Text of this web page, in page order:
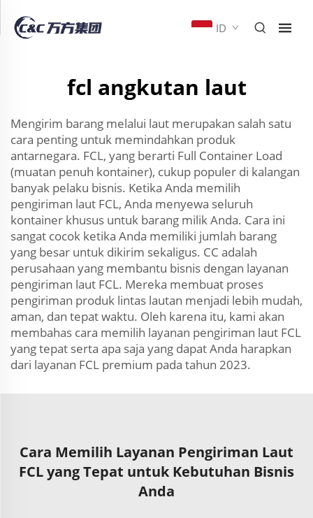
ID
fcl angkutan laut
Mengirim barang melalui laut merupakan salah satu
cara penting untuk memindahkan produk
antarnegara. FCL, yang berarti Full Container Load
(muatan penuh kontainer), cukup populer di kalangan
banyak pelaku bisnis. Ketika Anda memilih
pengiriman laut FCL, Anda menyewa seluruh
kontainer khusus untuk barang milik Anda. Cara ini
sangat cocok ketika Anda memiliki jumlah barang
yang besar untuk dikirim sekaligus. CC adalah
perusahaan yang membantu bisnis dengan layanan
pengiriman laut FCL. Mereka membuat proses
pengiriman produk lintas lautan menjadi lebih mudah,
aman, dan tepat waktu. Oleh karena itu, kami akan
membahas cara memilih layanan pengiriman laut FCL
yang tepat serta apa saja yang dapat Anda harapkan
dari layanan FCL premium pada tahun 2023.
Cara Memilih Layanan Pengiriman Laut
FCL yang Tepat untuk Kebutuhan Bisnis
Anda